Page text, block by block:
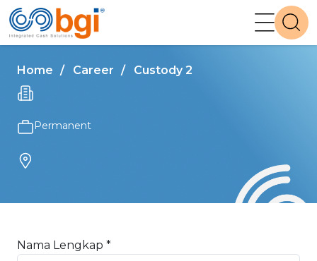
Home Career Custody 2
Permanent
Nama Lengkap *